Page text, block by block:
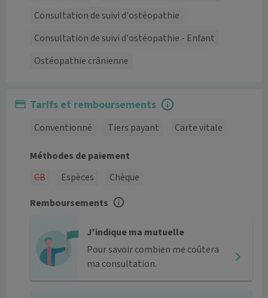
Consultation de suivi d'ostéopathie
Consultation de suivi d'ostéopathie - Enfant
Ostéopathie crânienne
Tarifs et remboursements
Conventionné Tiers payant Carte vitale
Méthodes de paiement
CB
Espèces
Chèque
Remboursements
J'indique ma mutuelle
Pour savoir combien me coûtera
ma consultation.